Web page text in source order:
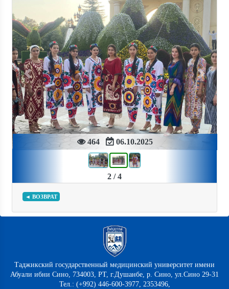
464 06.10.2025
Previous Next
2 / 4
◄ ВОЗВРАТ
Таджикский государственный медицинский университет имени
Абуали ибни Сино, 734003, РТ, г.Душанбе, р. Сино, ул.Сино 29-31
Тел.: (+992) 446-600-3977, 2353496,